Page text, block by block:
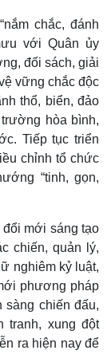
chắc, đánh
với Quân ủy
đối sách, giải
vững chắc độc
thổ, biển, đảo
hòa bình,
Tiếp tục triển
chỉnh tổ chức
“tinh, gọn,
đổi mới sáng tạo
chiến, quản lý,
nghiêm kỷ luật,
phương pháp
sàng chiến đấu,
tranh, xung đột
ra hiện nay để